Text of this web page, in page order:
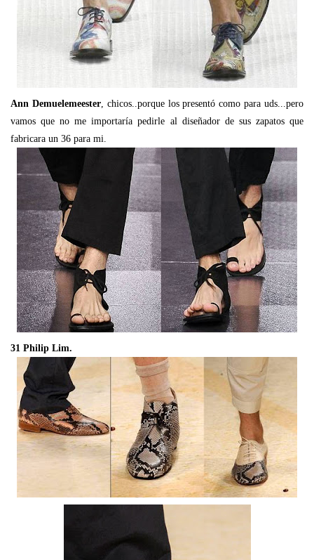
Ann Demuelemeester, chicos..porque los presentó como para uds...pero
vamos que no me importaría pedirle al diseñador de sus zapatos que
fabricara un 36 para mi.
31 Philip Lim.